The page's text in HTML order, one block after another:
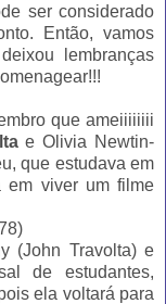
ser considerado
Então, vamos
lembranças
que ameiiiiiiii
e Olivia Newtin-
que estudava em
em viver um filme
(John Travolta) e
de estudantes,
ela voltará para